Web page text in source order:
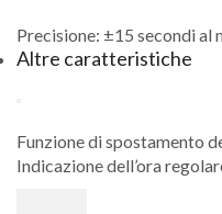
Precisione: ±15 secondi al
Altre caratteristiche
Funzione di spostamento
Indicazione dell’ora